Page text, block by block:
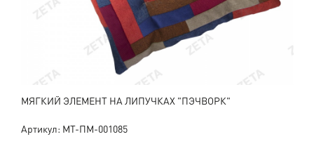
МЯГКИЙ ЭЛЕМЕНТ НА ЛИПУЧКАХ "ПЭЧВОРК"
Артикул: МТ-ПМ-001085